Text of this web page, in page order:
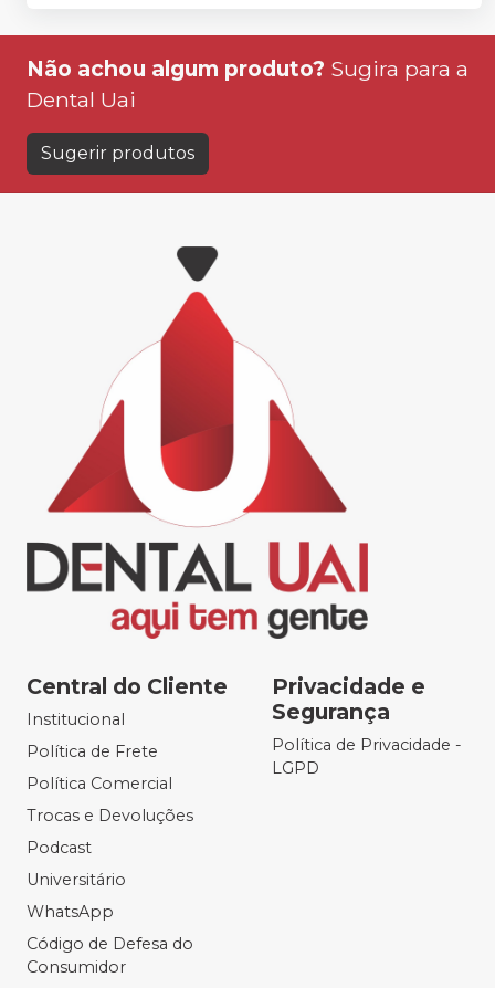
Não achou algum produto? Sugira para a
Dental Uai
Sugerir produtos
Central do Cliente
Institucional
Política de Frete
Política Comercial
Trocas e Devoluções
Podcast
Universitário
WhatsApp
Código de Defesa do
Consumidor
Privacidade e
Segurança
Política de Privacidade -
LGPD